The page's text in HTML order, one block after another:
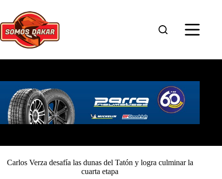
contenido
Carlos Verza desafía las dunas del Tatón y logra culminar la
cuarta etapa